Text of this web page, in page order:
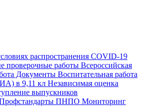
распространения COVID-19
проверочные работы Всероссийская
Документы Воспитательная работа
в 9,11 кл Независимая оценка
выпускников
ПНПО Мониторинг